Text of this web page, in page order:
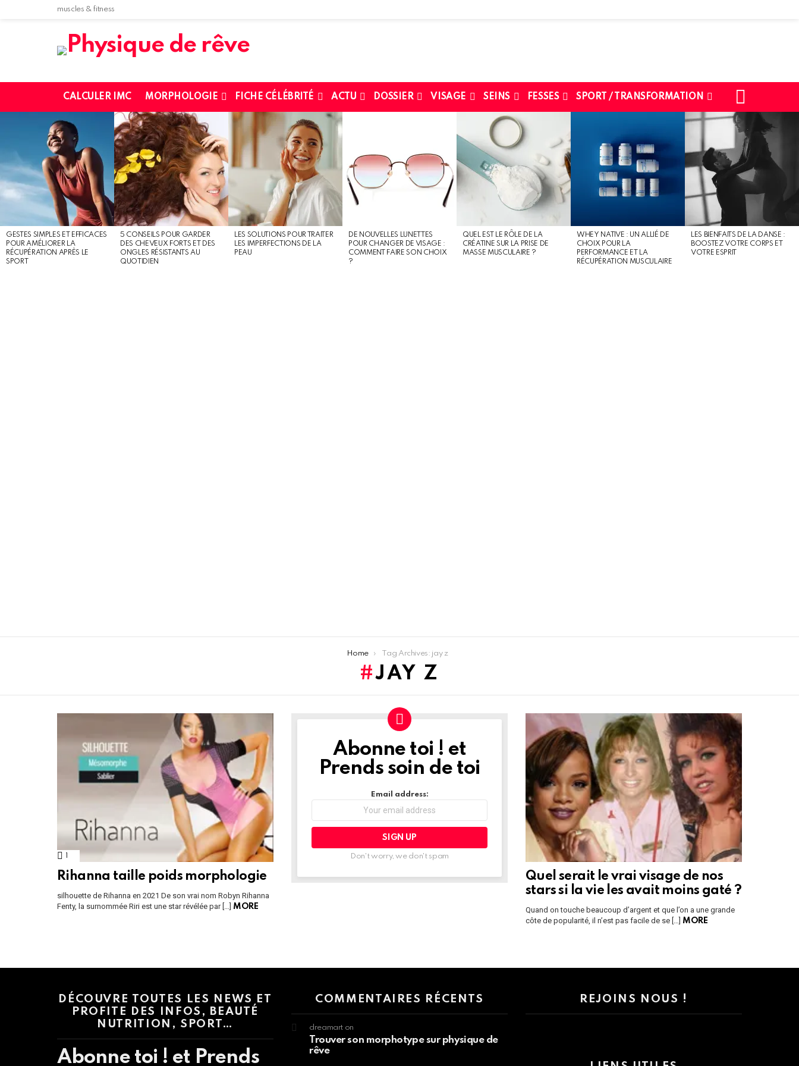
muscles & fitness
CALCULER IMC MORPHOLOGIE FICHE CÉLÉBRITÉ ACTU DOSSIER VISAGE SEINS FESSES SPORT / TRANSFORMATION
GESTES SIMPLES ET EFFICACES
POUR AMÉLIORER LA
RÉCUPÉRATION APRÈS LE
SPORT
5 CONSEILS POUR GARDER
DES CHEVEUX FORTS ET DES
ONGLES RÉSISTANTS AU
QUOTIDIEN
LES SOLUTIONS POUR TRAITER
LES IMPERFECTIONS DE LA
PEAU
DE NOUVELLES LUNETTES
POUR CHANGER DE VISAGE :
COMMENT FAIRE SON CHOIX
?
QUEL EST LE RÔLE DE LA
CRÉATINE SUR LA PRISE DE
MASSE MUSCULAIRE ?
WHEY NATIVE : UN ALLIÉ DE
CHOIX POUR LA
PERFORMANCE ET LA
RÉCUPÉRATION MUSCULAIRE
LES BIENFAITS DE LA DANSE :
BOOSTEZ VOTRE CORPS ET
VOTRE ESPRIT
Home Tag Archives: jay z
JAY Z
Comment
Rihanna taille poids morphologie
silhouette de Rihanna en 2021 De son vrai nom Robyn Rihanna
Fenty, la surnommée Riri est une star révélée par […] MORE
NEWSLETTER
Abonne toi ! et
Prends soin de toi
Email address:
Don't worry, we don't spam
Quel serait le vrai visage de nos
stars si la vie les avait moins gaté ?
Quand on touche beaucoup d’argent et que l’on a une grande
côte de popularité, il n’est pas facile de se […] MORE
DÉCOUVRE TOUTES LES NEWS ET
PROFITE DES INFOS, BEAUTÉ
NUTRITION, SPORT…
Abonne toi ! et Prends
COMMENTAIRES RÉCENTS
dreamart on
Trouver son morphotype sur physique de
rêve
REJOINS NOUS !